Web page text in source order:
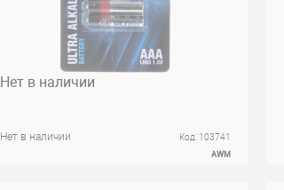
Нет в наличии Код: 103741
AWM
Нет в наличии